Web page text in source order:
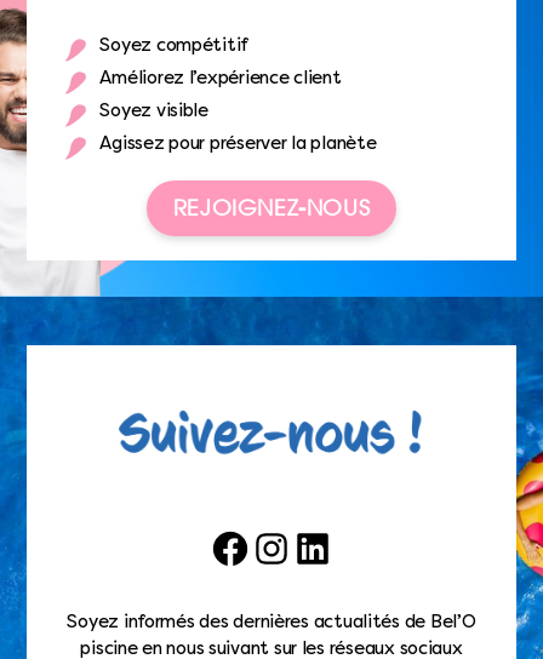
Soyez compétitif
Améliorez l’expérience client
Soyez visible
Agissez pour préserver la planète
REJOIGNEZ-NOUS
FacebookInstagramLinkedIn
Soyez informés des dernières actualités de Bel’O
piscine en nous suivant sur les réseaux sociaux